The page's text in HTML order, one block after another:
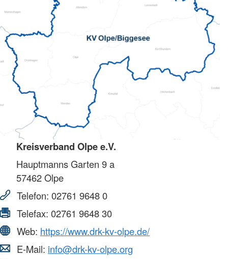
Kreisverband Olpe e.V.
Hauptmanns Garten 9 a
57462Olpe
Telefon: 02761 9648 0
Telefax: 02761 9648 30
Web: https://www.drk-kv-olpe.de/
E-Mail: info@drk-kv-olpe.org